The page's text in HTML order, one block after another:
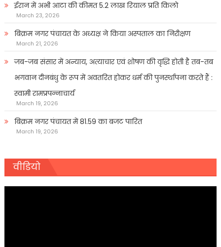
ईरान में अभी आटा की कीमत 5.2 लाख रियाल प्रति किलो
March 23, 2026
बिक्रम नगर पंचायत के अध्यक्ष ने किया अस्पताल का निरीक्षण
March 21, 2026
जब-जब संसार में अन्याय, अत्याचार एवं शोषण की वृद्धि होती है तब-तब
भगवान दीनबंधु के रूप में अवतरित होकर धर्म की पुनर्स्थापना करते हैं :
स्वामी रामप्रपन्नाचार्य
March 19, 2026
बिक्रम नगर पंचायत में 81.59 का बजट पारित
March 19, 2026
वीडियो